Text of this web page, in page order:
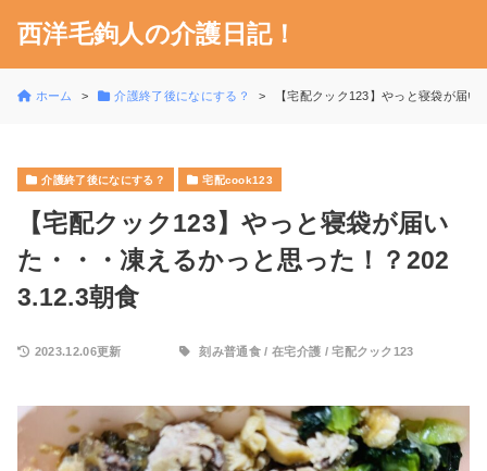
西洋毛鉤人の介護日記！
ホーム 介護終了後になにする？ 【宅配クック123】やっと寝袋が届
介護終了後になにする？ 宅配cook123
【宅配クック123】やっと寝袋が届い
た・・・凍えるかっと思った！？202
3.12.3朝食
2023.12.06更新 刻み普通食/ 在宅介護 /宅配クック123